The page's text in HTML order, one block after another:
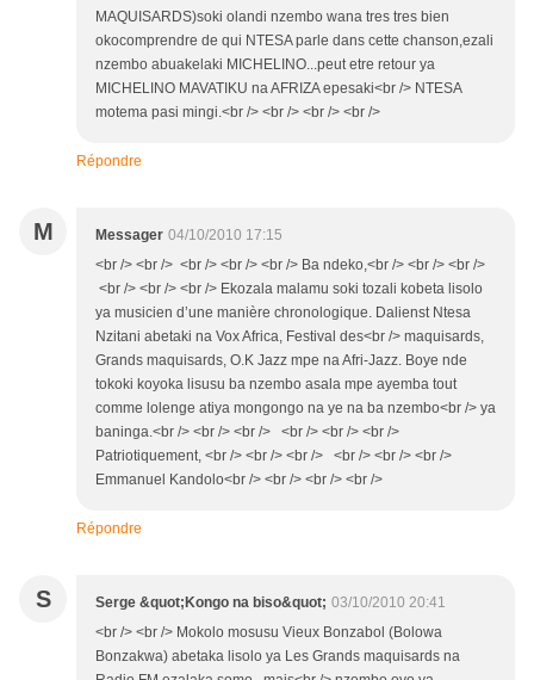
MAQUISARDS)soki olandi nzembo wana tres tres bien
okocomprendre de qui NTESA parle dans cette chanson,ezali
nzembo abuakelaki MICHELINO...peut etre retour ya
MICHELINO MAVATIKU na AFRIZA epesaki<br /> NTESA
motema pasi mingi.<br /> <br /> <br /> <br />
Répondre
M Messager 04/10/2010 17:15
<br /> <br /> <br /> <br /> <br /> Ba ndeko,<br /> <br /> <br />
<br /> <br /> <br /> Ekozala malamu soki tozali kobeta lisolo
ya musicien d’une manière chronologique. Dalienst Ntesa
Nzitani abetaki na Vox Africa, Festival des<br /> maquisards,
Grands maquisards, O.K Jazz mpe na Afri-Jazz. Boye nde
tokoki koyoka lisusu ba nzembo asala mpe ayemba tout
comme lolenge atiya mongongo na ye na ba nzembo<br /> ya
baninga.<br /> <br /> <br /> <br /> <br /> <br />
Patriotiquement, <br /> <br /> <br /> <br /> <br /> <br />
Emmanuel Kandolo<br /> <br /> <br /> <br />
Répondre
S Serge &quot;Kongo na biso&quot; 03/10/2010 20:41
<br /> <br /> Mokolo mosusu Vieux Bonzabol (Bolowa
Bonzakwa) abetaka lisolo ya Les Grands maquisards na